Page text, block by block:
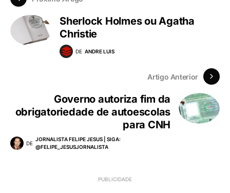
Sherlock Holmes ou Agatha
Christie
DE ANDRE LUIS
Artigo Anterior
Governo autoriza fim da
obrigatoriedade de autoescolas
para CNH
DE
JORNALISTA FELIPE JESUS | SIGA:
@FELIPE_JESUSJORNALISTA